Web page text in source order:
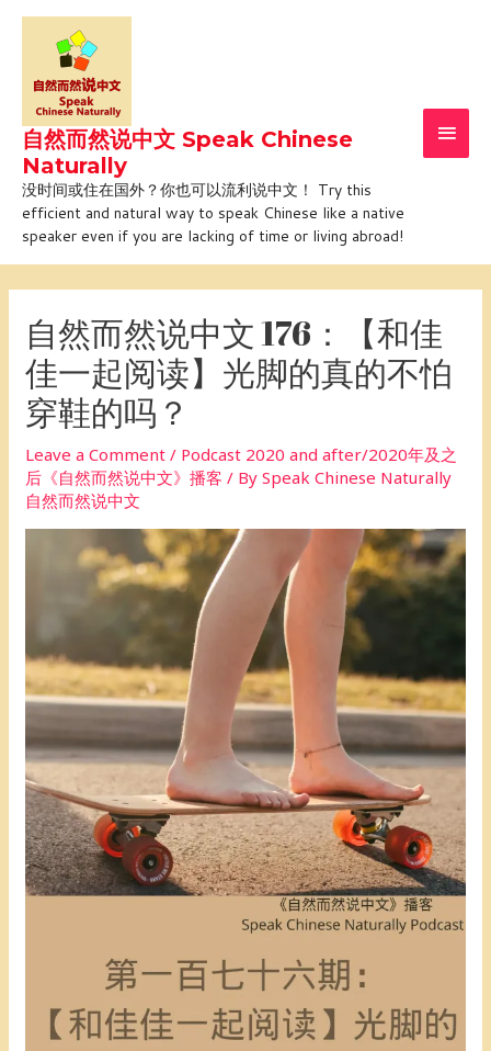
Skip
content
自然而然说中文 Speak Chinese
Naturally
没时间或住在国外？你也可以流利说中文！ Try this
efficient and natural way to speak Chinese like a native
speaker even if you are lacking of time or living abroad!
自然而然说中文 176：【和佳
佳一起阅读】光脚的真的不怕
穿鞋的吗？
Leave a Comment / Podcast 2020 and after/2020年及之
后《自然而然说中文》播客 / BySpeak Chinese Naturally
自然而然说中文